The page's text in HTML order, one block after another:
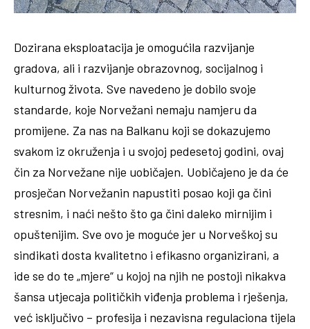
Dozirana eksploatacija je omogućila razvijanje
gradova, ali i razvijanje obrazovnog, socijalnog i
kulturnog života. Sve navedeno je dobilo svoje
standarde, koje Norvežani nemaju namjeru da
promijene. Za nas na Balkanu koji se dokazujemo
svakom iz okruženja i u svojoj pedesetoj godini, ovaj
čin za Norvežane nije uobičajen. Uobičajeno je da će
prosječan Norvežanin napustiti posao koji ga čini
stresnim, i naći nešto što ga čini daleko mirnijim i
opuštenijim. Sve ovo je moguće jer u Norveškoj su
sindikati dosta kvalitetno i efikasno organizirani, a
ide se do te „mjere“ u kojoj na njih ne postoji nikakva
šansa utjecaja političkih viđenja problema i rješenja,
već isključivo – profesija i nezavisna regulaciona tijela